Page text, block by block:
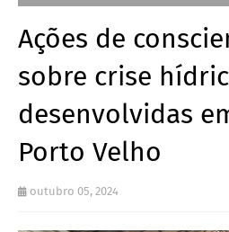
Ações de
sobre crise
desenvolvidas
Porto Velho
outubro 05, 2024